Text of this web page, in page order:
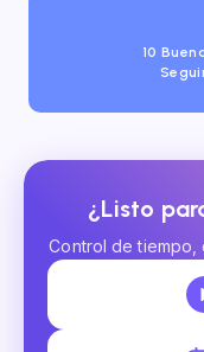
10
¿Listo
Control de tiempo,